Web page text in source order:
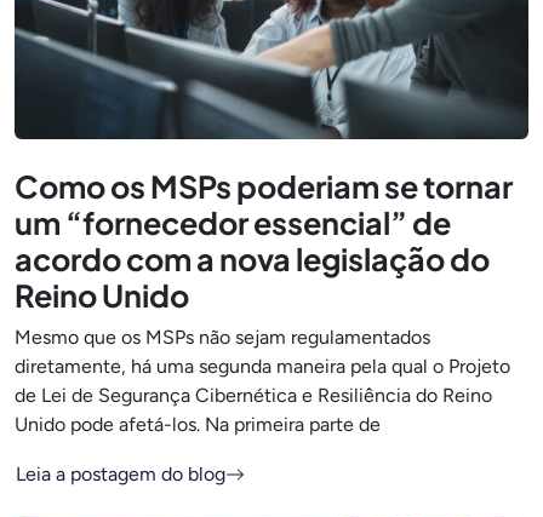
Como os MSPs poderiam se tornar
um “fornecedor essencial” de
acordo com a nova legislação do
Reino Unido
Mesmo que os MSPs não sejam regulamentados
diretamente, há uma segunda maneira pela qual o Projeto
de Lei de Segurança Cibernética e Resiliência do Reino
Unido pode afetá-los. Na primeira parte de
Leia a postagem do blog